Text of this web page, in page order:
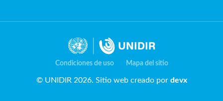
Condiciones de uso Mapa del sitio
© UNIDIR 2026. Sitio web creado por devx